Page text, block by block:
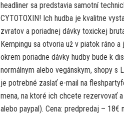
headliner sa predstavia samotní
CYTOTOXIN! Ich hudba je kvalitne
zvratov a poriadnej dávky toxickej
Kempingu sa otvoria už v piatok ráno
okrem poriadne dávky hudby bude k
normálnym alebo vegánskym, shopy
je potrebné zaslať e-mail na
mena, na ktoré ich chcete rezervovať
alebo paypal). Cena: predpredaj –